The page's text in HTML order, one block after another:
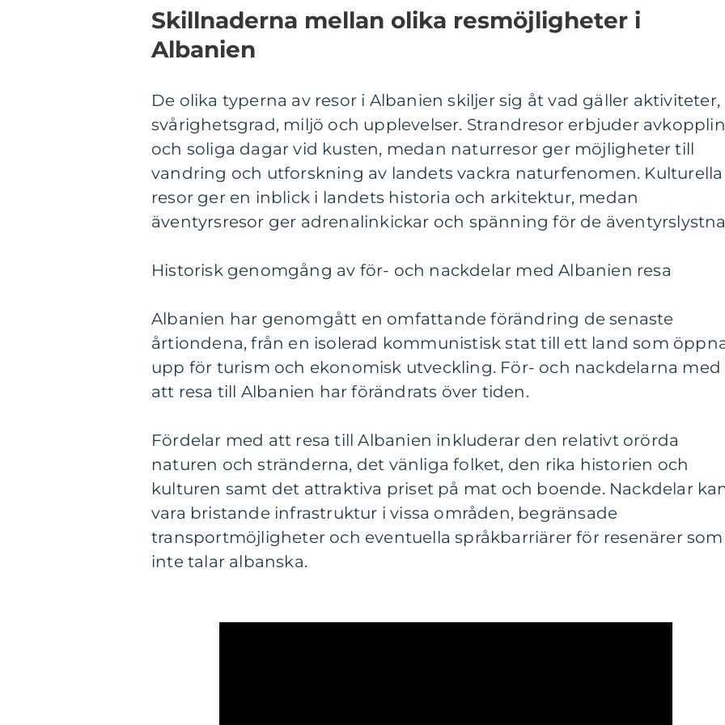
Skillnaderna mellan olika resmöjligheter i
Albanien
De olika typerna av resor i Albanien skiljer sig åt vad gäller aktiviteter,
svårighetsgrad, miljö och upplevelser. Strandresor erbjuder
och soliga dagar vid kusten, medan naturresor ger möjligheter till
vandring och utforskning av landets vackra naturfenomen. Kulturella
resor ger en inblick i landets historia och arkitektur, medan
äventyrsresor ger adrenalinkickar och spänning för de
Historisk genomgång av för- och nackdelar med Albanien resa
Albanien har genomgått en omfattande förändring de senaste
årtiondena, från en isolerad kommunistisk stat till ett land som
upp för turism och ekonomisk utveckling. För- och nackdelarna med
att resa till Albanien har förändrats över tiden.
Fördelar med att resa till Albanien inkluderar den relativt orörda
naturen och stränderna, det vänliga folket, den rika historien och
kulturen samt det attraktiva priset på mat och boende. Nackdelar
vara bristande infrastruktur i vissa områden, begränsade
transportmöjligheter och eventuella språkbarriärer för resenärer som
inte talar albanska.